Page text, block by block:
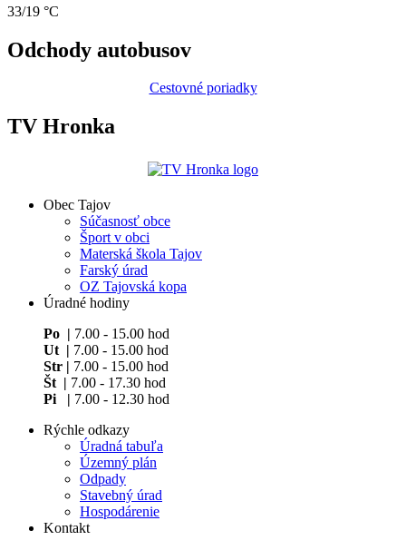
33/19 °C
Odchody autobusov
Cestovné poriadky
TV Hronka
Obec Tajov
Súčasnosť obce
Šport v obci
Materská škola Tajov
Farský úrad
OZ Tajovská kopa
Úradné hodiny
Po | 7.00 - 15.00 hod
Ut | 7.00 - 15.00 hod
Str | 7.00 - 15.00 hod
Št | 7.00 - 17.30 hod
Pi | 7.00 - 12.30 hod
Rýchle odkazy
Úradná tabuľa
Územný plán
Odpady
Stavebný úrad
Hospodárenie
Kontakt